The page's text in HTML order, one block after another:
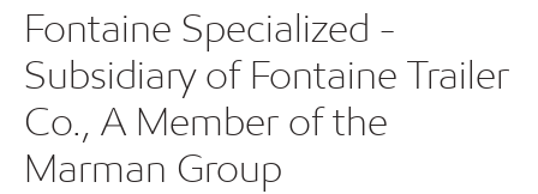
Fontaine Specialized -
Subsidiary of Fontaine Trailer
Co., A Member of the
Marman Group